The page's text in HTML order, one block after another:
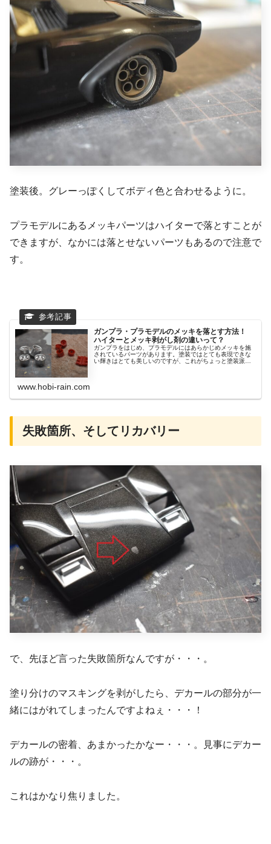
塗装後。グレーっぽくしてボディ色と合わせるように。
プラモデルにあるメッキパーツはハイターで落とすことが
できますが、なかには落とせないパーツもあるので注意で
す。
ガンプラ・プラモデルのメッキを落とす方法！
ハイターとメッキ剥がし剤の違いって？
ガンプラをはじめ、プラモデルにはあらかじめメッキを施
されているパーツがあります。塗装ではとても表現できな
い輝きはとても美しいのですが、これがちょっと塗装派に
www.hobi-rain.com
失敗箇所、そしてリカバリー
で、先ほど言った失敗箇所なんですが・・・。
塗り分けのマスキングを剥がしたら、デカールの部分が一
緒にはがれてしまったんですよねぇ・・・！
デカールの密着、あまかったかなー・・・。見事にデカー
ルの跡が・・・。
これはかなり焦りました。